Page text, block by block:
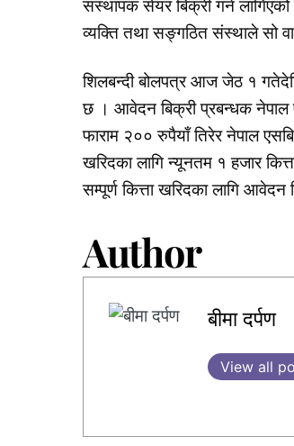
संस्थापक सेयर बिक्री गर्न
व्यक्ति तथा सङ्गठित संस्थाले सो
शिलबन्दी बोलपत्र आज जेठ १
छ । आवेदन बिक्री प्रबन्धक नेपाल
फाराम २०० रुपैयाँ तिरेर नेपाल
खरिदका लागि न्यूनतम १ हजार
सम्पूर्ण कित्ता खरिदका लागि
Author
बीमा दर्पण
View all